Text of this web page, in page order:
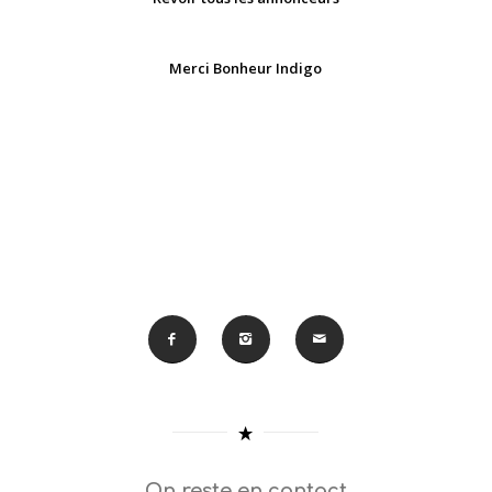
Merci Bonheur Indigo